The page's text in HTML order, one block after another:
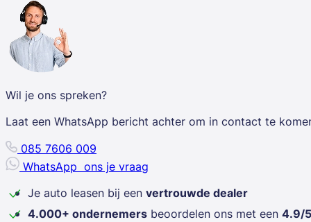
Wil je ons spreken?
Laat een WhatsApp bericht achter om in contact te
085 7606 009
WhatsApp ons je vraag
Je auto leasen bij een vertrouwde dealer
4.000+ ondernemers beoordelen ons met een 4.9/5